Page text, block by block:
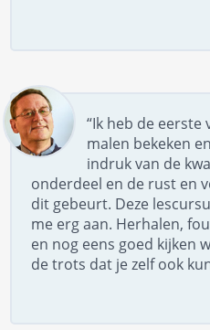
“Ik heb de
malen bekeken
indruk van de
onderdeel en de rust en
dit gebeurt. Deze
me erg aan. Herhalen,
en nog eens goed kijken
de trots dat je zelf ook